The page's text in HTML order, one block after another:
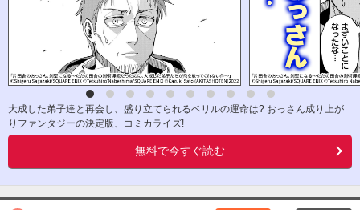
大成した弟子達と再会し、盛り立てられるベリルの運命は? おっさん成り上が
りファンタジーの決定版、コミカライズ!
無料で今すぐ読む